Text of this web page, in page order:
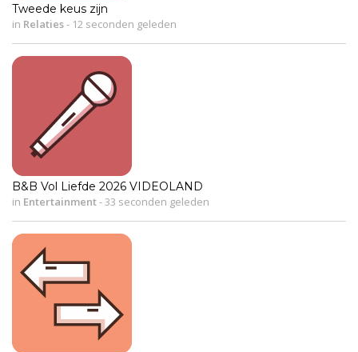
Tweede keus zijn
in Relaties- 12 seconden geleden
B&B Vol Liefde 2026 VIDEOLAND
in Entertainment- 33 seconden geleden